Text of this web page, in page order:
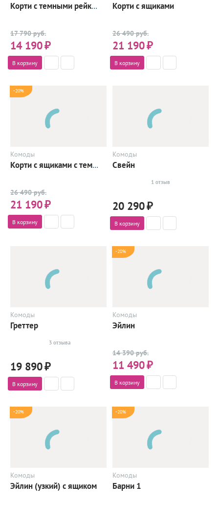
Корти с темными рейками
17 790 руб.
14 190₽
В корзину
Корти с ящиками
26 490 руб.
21 190₽
В корзину
-20%
Комоды
Корти с ящиками с темными рейками
26 490 руб.
21 190₽
В корзину
Комоды
Свейн
1 отзыв
20 290₽
В корзину
Комоды
Греттер
3 отзыва
19 890₽
В корзину
-20%
Комоды
Эйлин
14 390 руб.
11 490₽
В корзину
-20%
Комоды
Эйлин (узкий) с ящиком
-20%
Комоды
Барни 1